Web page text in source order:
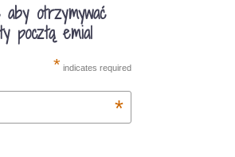
otrzymywać
pocztą emial
* indicates required
*